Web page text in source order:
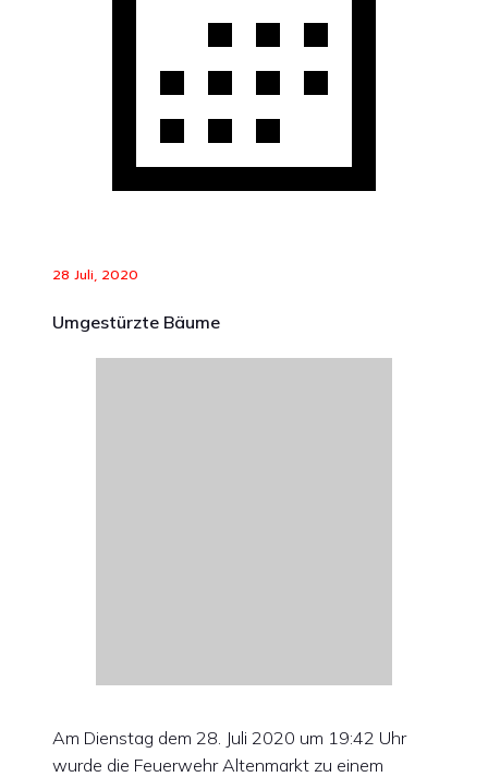
28 Juli, 2020
Umgestürzte Bäume
Am Dienstag dem 28. Juli 2020 um 19:42 Uhr
wurde die Feuerwehr Altenmarkt zu einem